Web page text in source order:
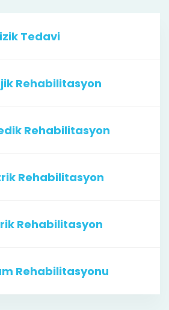
Tedavi
Rehabilitasyon
Rehabilitasyon
Rehabilitasyon
Rehabilitasyon
Rehabilitasyonu